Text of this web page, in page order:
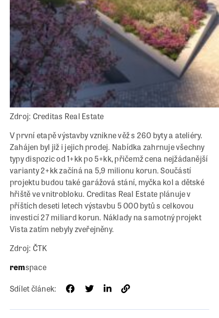
Zdroj: Creditas Real Estate
V první etapě výstavby vznikne věž s 260 byty a ateliéry.
Zahájen byl již i jejich prodej. Nabídka zahrnuje všechny
typy dispozic od 1+kk po 5+kk, přičemž cena nejžádanější
varianty 2+kk začíná na 5,9 milionu korun. Součástí
projektu budou také garážová stání, myčka kol a dětské
hřiště ve vnitrobloku. Creditas Real Estate plánuje v
příštích deseti letech výstavbu 5 000 bytů s celkovou
investicí 27 miliard korun. Náklady na samotný projekt
Vista zatím nebyly zveřejněny.
Zdroj: ČTK
remspace
Sdílet článek: